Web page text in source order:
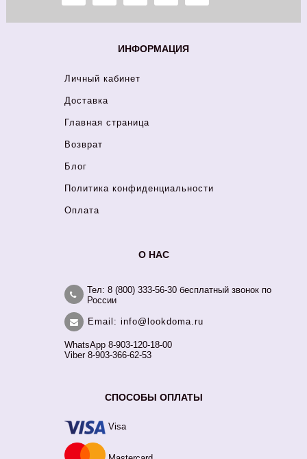
ИНФОРМАЦИЯ
Личный кабинет
Доставка
Главная страница
Возврат
Блог
Политика конфиденциальности
Оплата
О НАС
Тел: 8 (800) 333-56-30 бесплатный звонок по
России
Email: info@lookdoma.ru
WhatsApp 8-903-120-18-00
Viber 8-903-366-62-53
СПОСОБЫ ОПЛАТЫ
Visa